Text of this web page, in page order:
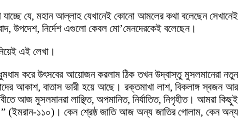
যে, মহান আল্লাহ যেখানেই কোনো আমলের কথা বলেছেন সেখানেই
উপদেশ, নির্দেশ এগুলো কেবল মো’মেনদেরকেই বলেছেন।
এই লেখা।
করে উৎসবের আয়োজন করলাম ঠিক তখন উদ্বাস্তু মুসলমানেরা নতুন
আকাশ, বাতাস ভারী হয়ে আছে। রক্তমাখা লাশ, বিকলাঙ্গ স্বজন আর
আজ মুসলমানরা লাঞ্ছিত, অপমানিত, নির্যাতিত, নিগৃহীত। আমরা কিছুই
(ইমরান-১১০)। কেন শ্রেষ্ঠ জাতি আজ অন্য জাতির গোলাম, কেন অন্য